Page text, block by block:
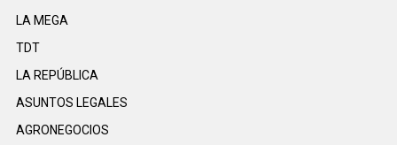
LA MEGA
TDT
LA REPÚBLICA
ASUNTOS LEGALES
AGRONEGOCIOS